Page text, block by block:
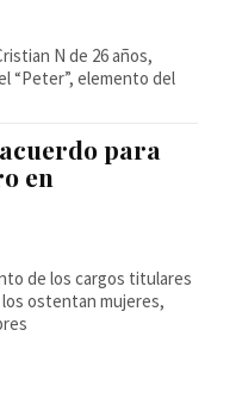
N de 26 años,
“Peter”, elemento del
para
en
de los cargos titulares
ostentan mujeres,